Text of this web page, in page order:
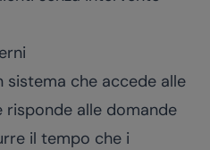
sistema che accede alle
risponde alle domande
il tempo che i